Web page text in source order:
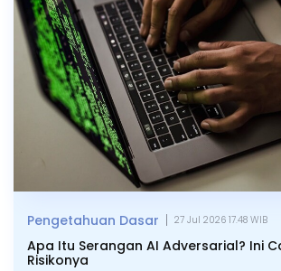
Apa Itu Serangan AI Adversarial? Ini
Risikonya
Pengetahuan Dasar | 27 Jul 2026 17.48 WIB